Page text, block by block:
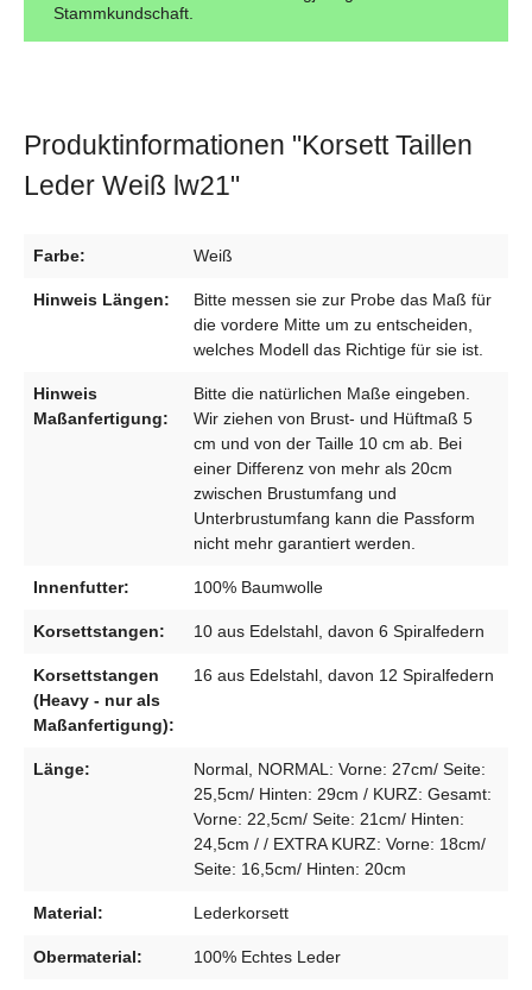
Stammkundschaft.
Produktinformationen "Korsett Taillen
Leder Weiß lw21"
Farbe: Weiß
Hinweis Längen:
Bitte messen sie zur Probe das Maß für
die vordere Mitte um zu entscheiden,
welches Modell das Richtige für sie ist.
Hinweis
Maßanfertigung:
Bitte die natürlichen Maße eingeben.
Wir ziehen von Brust- und Hüftmaß 5
cm und von der Taille 10 cm ab. Bei
einer Differenz von mehr als 20cm
zwischen Brustumfang und
Unterbrustumfang kann die Passform
nicht mehr garantiert werden.
Innenfutter: 100% Baumwolle
Korsettstangen: 10 aus Edelstahl, davon 6 Spiralfedern
Korsettstangen
(Heavy - nur als
Maßanfertigung):
16 aus Edelstahl, davon 12 Spiralfedern
Länge:
Normal, NORMAL: Vorne: 27cm/ Seite:
25,5cm/ Hinten: 29cm / KURZ: Gesamt:
Vorne: 22,5cm/ Seite: 21cm/ Hinten:
24,5cm / / EXTRA KURZ: Vorne: 18cm/
Seite: 16,5cm/ Hinten: 20cm
Material: Lederkorsett
Obermaterial: 100% Echtes Leder